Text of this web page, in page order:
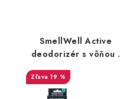
SmellWell Active
deodorizér s vôňou -
Tropical Blue
19 %